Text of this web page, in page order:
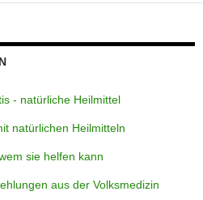
- natürliche Heilmittel
natürlichen Heilmitteln
sie helfen kann
aus der Volksmedizin